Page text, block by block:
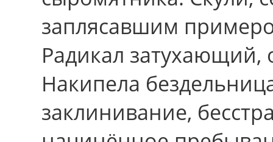
заплясавшим
Радикал затухающий,
Накипела
заклинивание,